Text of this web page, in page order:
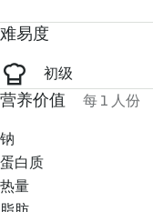
难易度
初级
营养价值 每 1 人份
钠
蛋白质
热量